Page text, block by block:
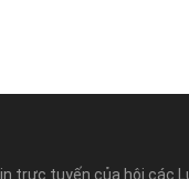
trực tuyến của hội các